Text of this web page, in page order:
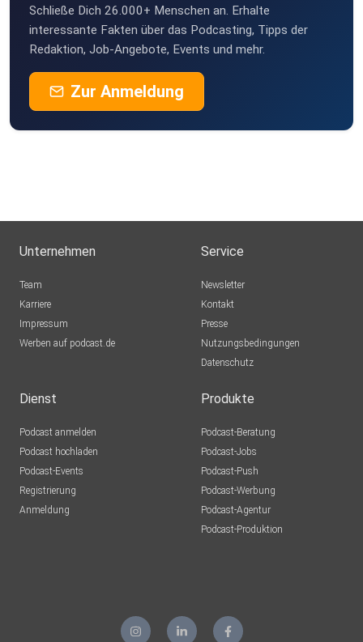
Schließe Dich 26.000+ Menschen an. Erhalte
interessante Fakten über das Podcasting, Tipps der
Redaktion, Job-Angebote, Events und mehr.
Zur Anmeldung
Unternehmen
Team
Karriere
Impressum
Werben auf podcast.de
Service
Newsletter
Kontakt
Presse
Nutzungsbedingungen
Datenschutz
Dienst
Podcast anmelden
Podcast hochladen
Podcast-Events
Registrierung
Anmeldung
Produkte
Podcast-Beratung
Podcast-Jobs
Podcast-Push
Podcast-Werbung
Podcast-Agentur
Podcast-Produktion